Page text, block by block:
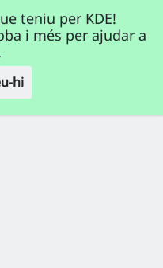
teniu per KDE!
i més per ajudar a
hi